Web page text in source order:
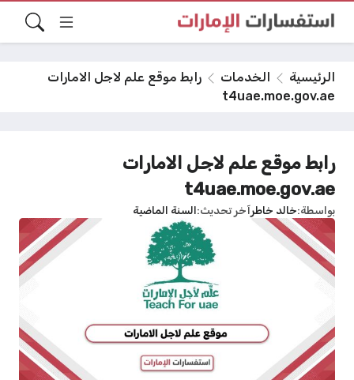
الرئيسية الخدمات
رابط موقع علم لاجل الامارات
t4uae.moe.gov.ae
رابط موقع علم لاجل الامارات
t4uae.moe.gov.ae
بواسطة خالد خاطرآخر تحديث السنة الماضية